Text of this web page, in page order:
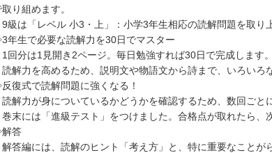
り組めます。
9級は「レベル 小3・上」：小学3年生相応の読解問題を取り
年生で必要な読解力を30日でマスター
1回分は1見開き2ページ。毎日勉強すれば30日で完成します。
読解力を高めるため、説明文や物語文から詩まで、いろいろ
復式で読解問題に強くなる！
読解力が身についているかどうかを確認するため、数回ごと
巻末には「進級テスト」をつけました。合格点が取れたら、
答
答編には、読解のヒント「考え方」と、特に重要なことが